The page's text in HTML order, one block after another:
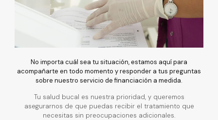
No importa cuál sea tu situación, estamos aquí para
acompañarte en todo momento y responder a tus preguntas
sobre nuestro servicio de financiación a medida.
Tu salud bucal es nuestra prioridad, y queremos
asegurarnos de que puedas recibir el tratamiento que
necesitas sin preocupaciones adicionales.